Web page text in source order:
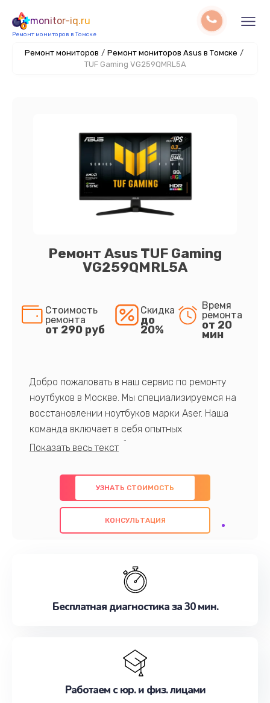
monitor-iq.ru
Ремонт мониторов в Томске
Ремонт мониторов / Ремонт мониторов Asus в Томске /
TUF Gaming VG259QMRL5A
Ремонт Asus TUF Gaming
VG259QMRL5A
Стоимость
ремонта
от 290 руб
Скидка
до
20%
Время
ремонта
от 20
мин
Добро пожаловать в наш сервис по ремонту
ноутбуков в Москве. Мы специализируемся на
восстановлении ноутбуков марки Aser. Наша
команда включает в себя опытных
профессионалов с обширными знаниями и
предлагаем быстрый и качественный ремонт с
использованием оригинальных компонентов, а
также гарантируем качество всех
проведенных работ. Наша цель - предоставить
наилучшим образом. Не медлите записаться на
УЗНАТЬ СТОИМОСТЬ
КОНСУЛЬТАЦИЯ
Бесплатная диагностика за 30 мин.
Работаем с юр. и физ. лицами